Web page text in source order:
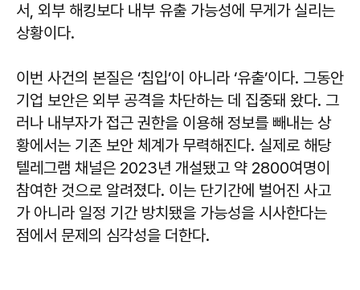
서, 외부 해킹보다 내부 유출 가능성에 무게가 실리는
상황이다.
이번 사건의 본질은 ‘침입’이 아니라 ‘유출’이다. 그동안
기업 보안은 외부 공격을 차단하는 데 집중돼 왔다. 그
러나 내부자가 접근 권한을 이용해 정보를 빼내는 상
황에서는 기존 보안 체계가 무력해진다. 실제로 해당
텔레그램 채널은 2023년 개설됐고 약 2800여명이
참여한 것으로 알려졌다. 이는 단기간에 벌어진 사고
가 아니라 일정 기간 방치됐을 가능성을 시사한다는
점에서 문제의 심각성을 더한다.